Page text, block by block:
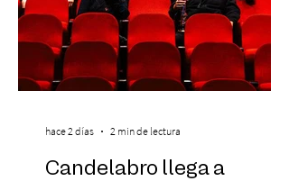
Candelabro llega a
hace 2 días 2 min de lectura